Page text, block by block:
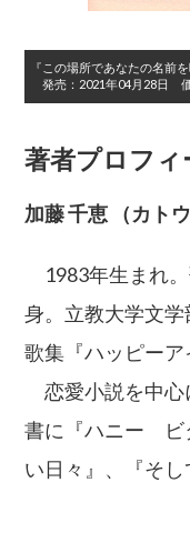
『この場所であなたの名前を
発売： 2021年04月28日
著者プロフィ
加藤 千恵 （カトウ
1983年生まれ
身。立教大学文
歌集『ハッピーア
恋愛小説を中心
書に『ハニー ビ
い日々』、『そし